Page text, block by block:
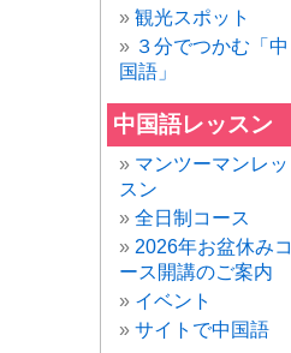
観光スポット
３分でつかむ「中
国語」
中国語レッスン
マンツーマンレッ
スン
全日制コース
2026年お盆休みコ
ース開講のご案内
イベント
サイトで中国語